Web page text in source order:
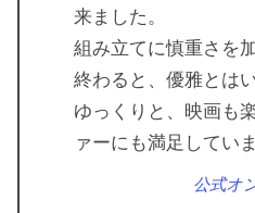
来ました。
組み立てに慎重さを
終わると、優雅とは
ゆっくりと、映画も
ァーにも満足していま
公式オ